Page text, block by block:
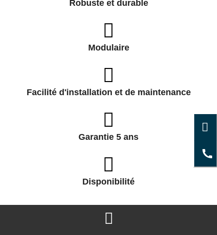
Robuste et durable
Modulaire
Facilité d'installation et de maintenance
Garantie 5 ans
Disponibilité